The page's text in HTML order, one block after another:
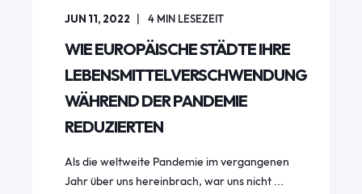
JUN 11, 2022 4 MIN LESEZEIT
WIE EUROPÄISCHE STÄDTE IHRE
LEBENSMITTELVERSCHWENDUNG
WÄHREND DER PANDEMIE
REDUZIERTEN
Als die weltweite Pandemie im vergangenen
Jahr über uns hereinbrach, war uns nicht ...